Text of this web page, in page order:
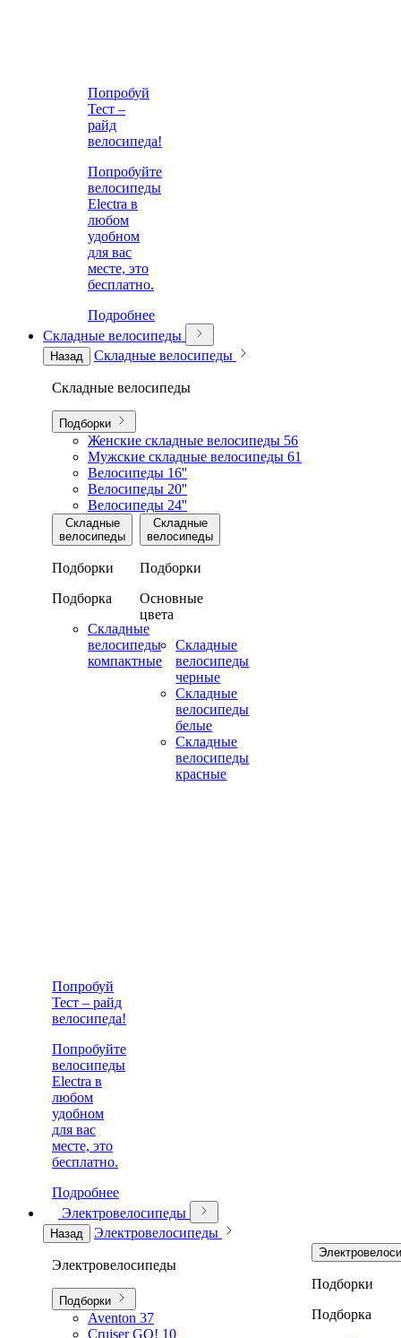
Попробуй
Тест –
райд
велосипеда!
Попробуйте
велосипеды
Electra в
любом
удобном
для вас
месте, это
бесплатно.
Подробнее
Складные велосипеды
Назад Складные велосипеды
Складные велосипеды
Подборки
Женские складные велосипеды 56
Мужские складные велосипеды 61
Велосипеды 16''
Велосипеды 20''
Велосипеды 24''
Складные
велосипеды
Подборки
Подборка
Складные
велосипеды
компактные
Складные
велосипеды
Подборки
Основные
цвета
Складные
велосипеды
черные
Складные
велосипеды
белые
Складные
велосипеды
красные
Попробуй
Тест – райд
велосипеда!
Попробуйте
велосипеды
Electra в
любом
удобном
для вас
месте, это
бесплатно.
Подробнее
Электровелосипеды
Назад Электровелосипеды
Электровелосипеды
Подборки
Aventon 37
Cruiser GO! 10
Подборки
Подборка